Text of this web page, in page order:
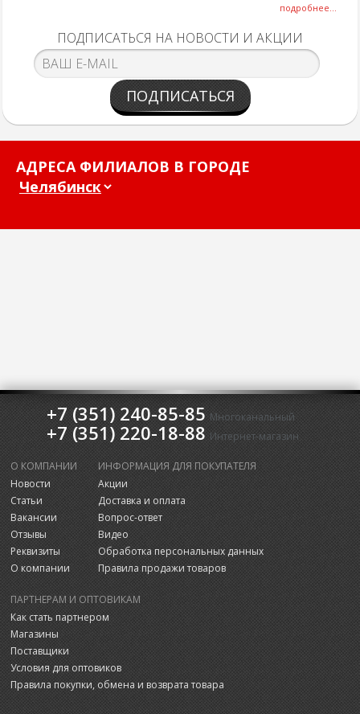
подробнее...
ПОДПИСАТЬСЯ НА НОВОСТИ И АКЦИИ
ПОДПИСАТЬСЯ
АДРЕСА ФИЛИАЛОВ В ГОРОДЕ
+7 (351) 240-85-85 Многоканальный
+7 (351) 220-18-88 Интернет-магазин
О КОМПАНИИ
Новости
Статьи
Вакансии
Отзывы
Реквизиты
О компании
ИНФОРМАЦИЯ ДЛЯ ПОКУПАТЕЛЯ
Акции
Доставка и оплата
Вопрос-ответ
Видео
Обработка персональных данных
Правила продажи товаров
ПАРТНЕРАМ И ОПТОВИКАМ
Как стать партнером
Магазины
Поставщики
Условия для оптовиков
Правила покупки, обмена и возврата товара